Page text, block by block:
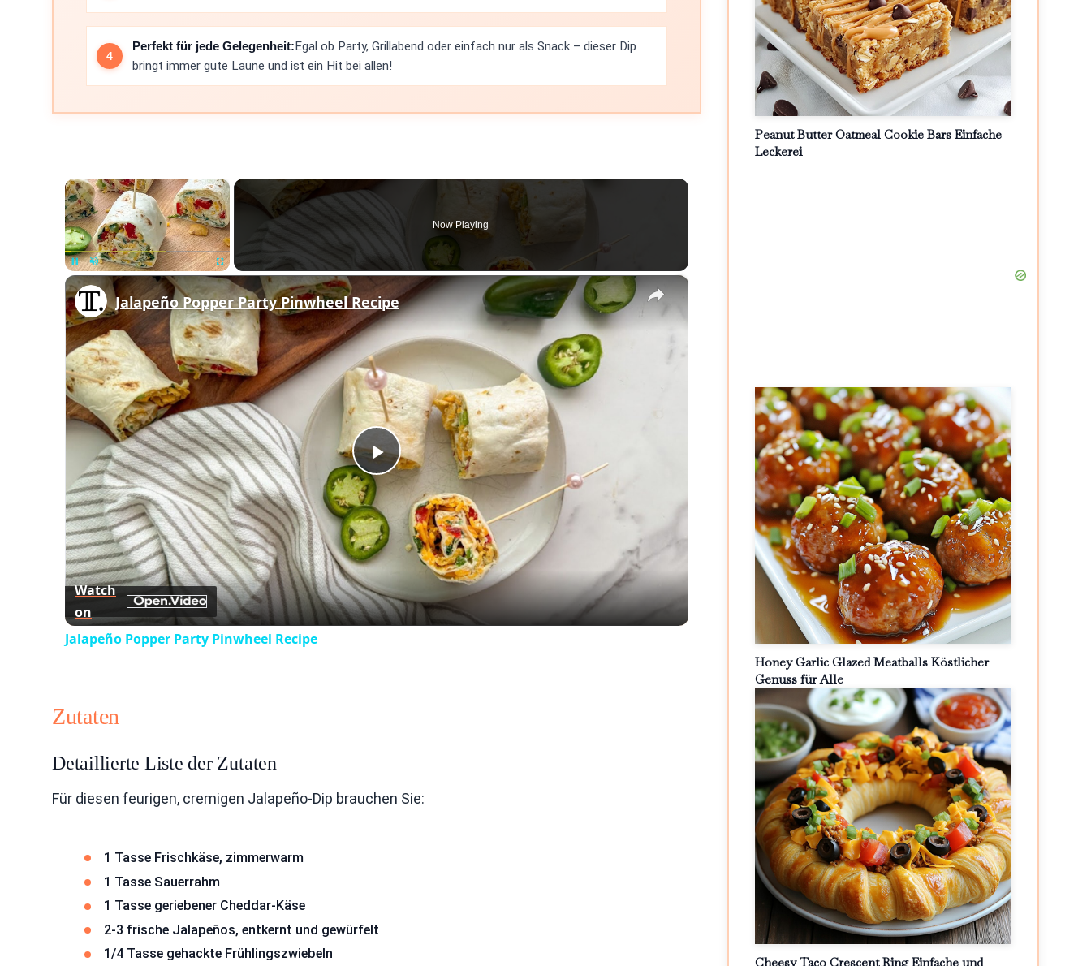
Perfekt für jede Gelegenheit:Egal ob Party, Grillabend oder einfach nur als Snack – dieser Dip
bringt immer gute Laune und ist ein Hit bei allen!
×
Unmute
Now Playing
×
Play
Video
Jalapeño Popper Party Pinwheel Recipe
Watch
on
Jalapeño Popper Party Pinwheel Recipe
Zutaten
Detaillierte Liste der Zutaten
Für diesen feurigen, cremigen Jalapeño-Dip brauchen Sie:
1 Tasse Frischkäse, zimmerwarm
1 Tasse Sauerrahm
1 Tasse geriebener Cheddar-Käse
2-3 frische Jalapeños, entkernt und gewürfelt
1/4 Tasse gehackte Frühlingszwiebeln
Peanut Butter Oatmeal Cookie Bars Einfache
Leckerei
Honey Garlic Glazed Meatballs Köstlicher
Genuss für Alle
Cheesy Taco Crescent Ring Einfache und